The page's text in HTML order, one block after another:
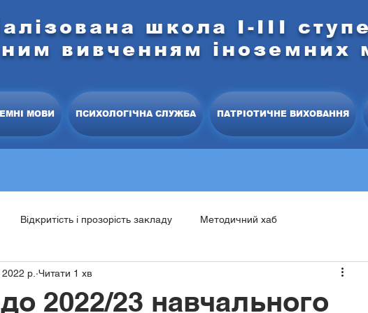
школа І-ІІІ
вивченням іноземних
МОВИ ПСИХОЛОГІЧНА СЛУЖБА ПАТРІОТИЧНЕ ВИХОВАННЯ
Відкритість і прозорість закладу Методичний хаб
школи Професійний розвиток
2022/23 навчального
р. Читати 1 хв